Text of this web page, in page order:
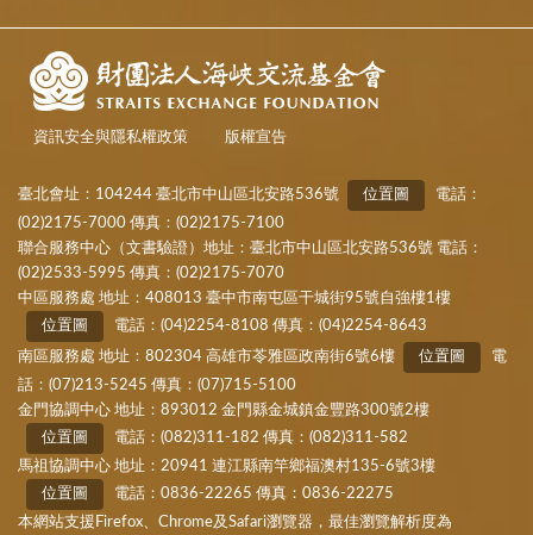
資訊安全與隱私權政策 版權宣告
臺北會址：104244 臺北市中山區北安路536號 位置圖
電話：
(02)2175-7000 傳真：(02)2175-7100
聯合服務中心（文書驗證）地址：臺北市中山區北安路536號 電話：
(02)2533-5995 傳真：(02)2175-7070
中區服務處 地址：408013 臺中市南屯區干城街95號自強樓1樓
位置圖
電話：(04)2254-8108 傳真：(04)2254-8643
南區服務處 地址：802304 高雄市苓雅區政南街6號6樓
位置圖
電
話：(07)213-5245 傳真：(07)715-5100
金門協調中心 地址：893012 金門縣金城鎮金豐路300號2樓
位置圖
電話：(082)311-182 傳真：(082)311-582
馬祖協調中心 地址：20941 連江縣南竿鄉福澳村135-6號3樓
位置圖
電話：0836-22265 傳真：0836-22275
本網站支援Firefox、Chrome及Safari瀏覽器，最佳瀏覽解析度為